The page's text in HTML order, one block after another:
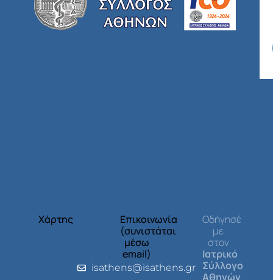
Χάρτης
Επικοινωνία
(συνιστάται
μέσω
email)
isathens@isathens.gr
Οδήγησέ
με
στον
Ιατρικό
Σύλλογο
Αθηνών